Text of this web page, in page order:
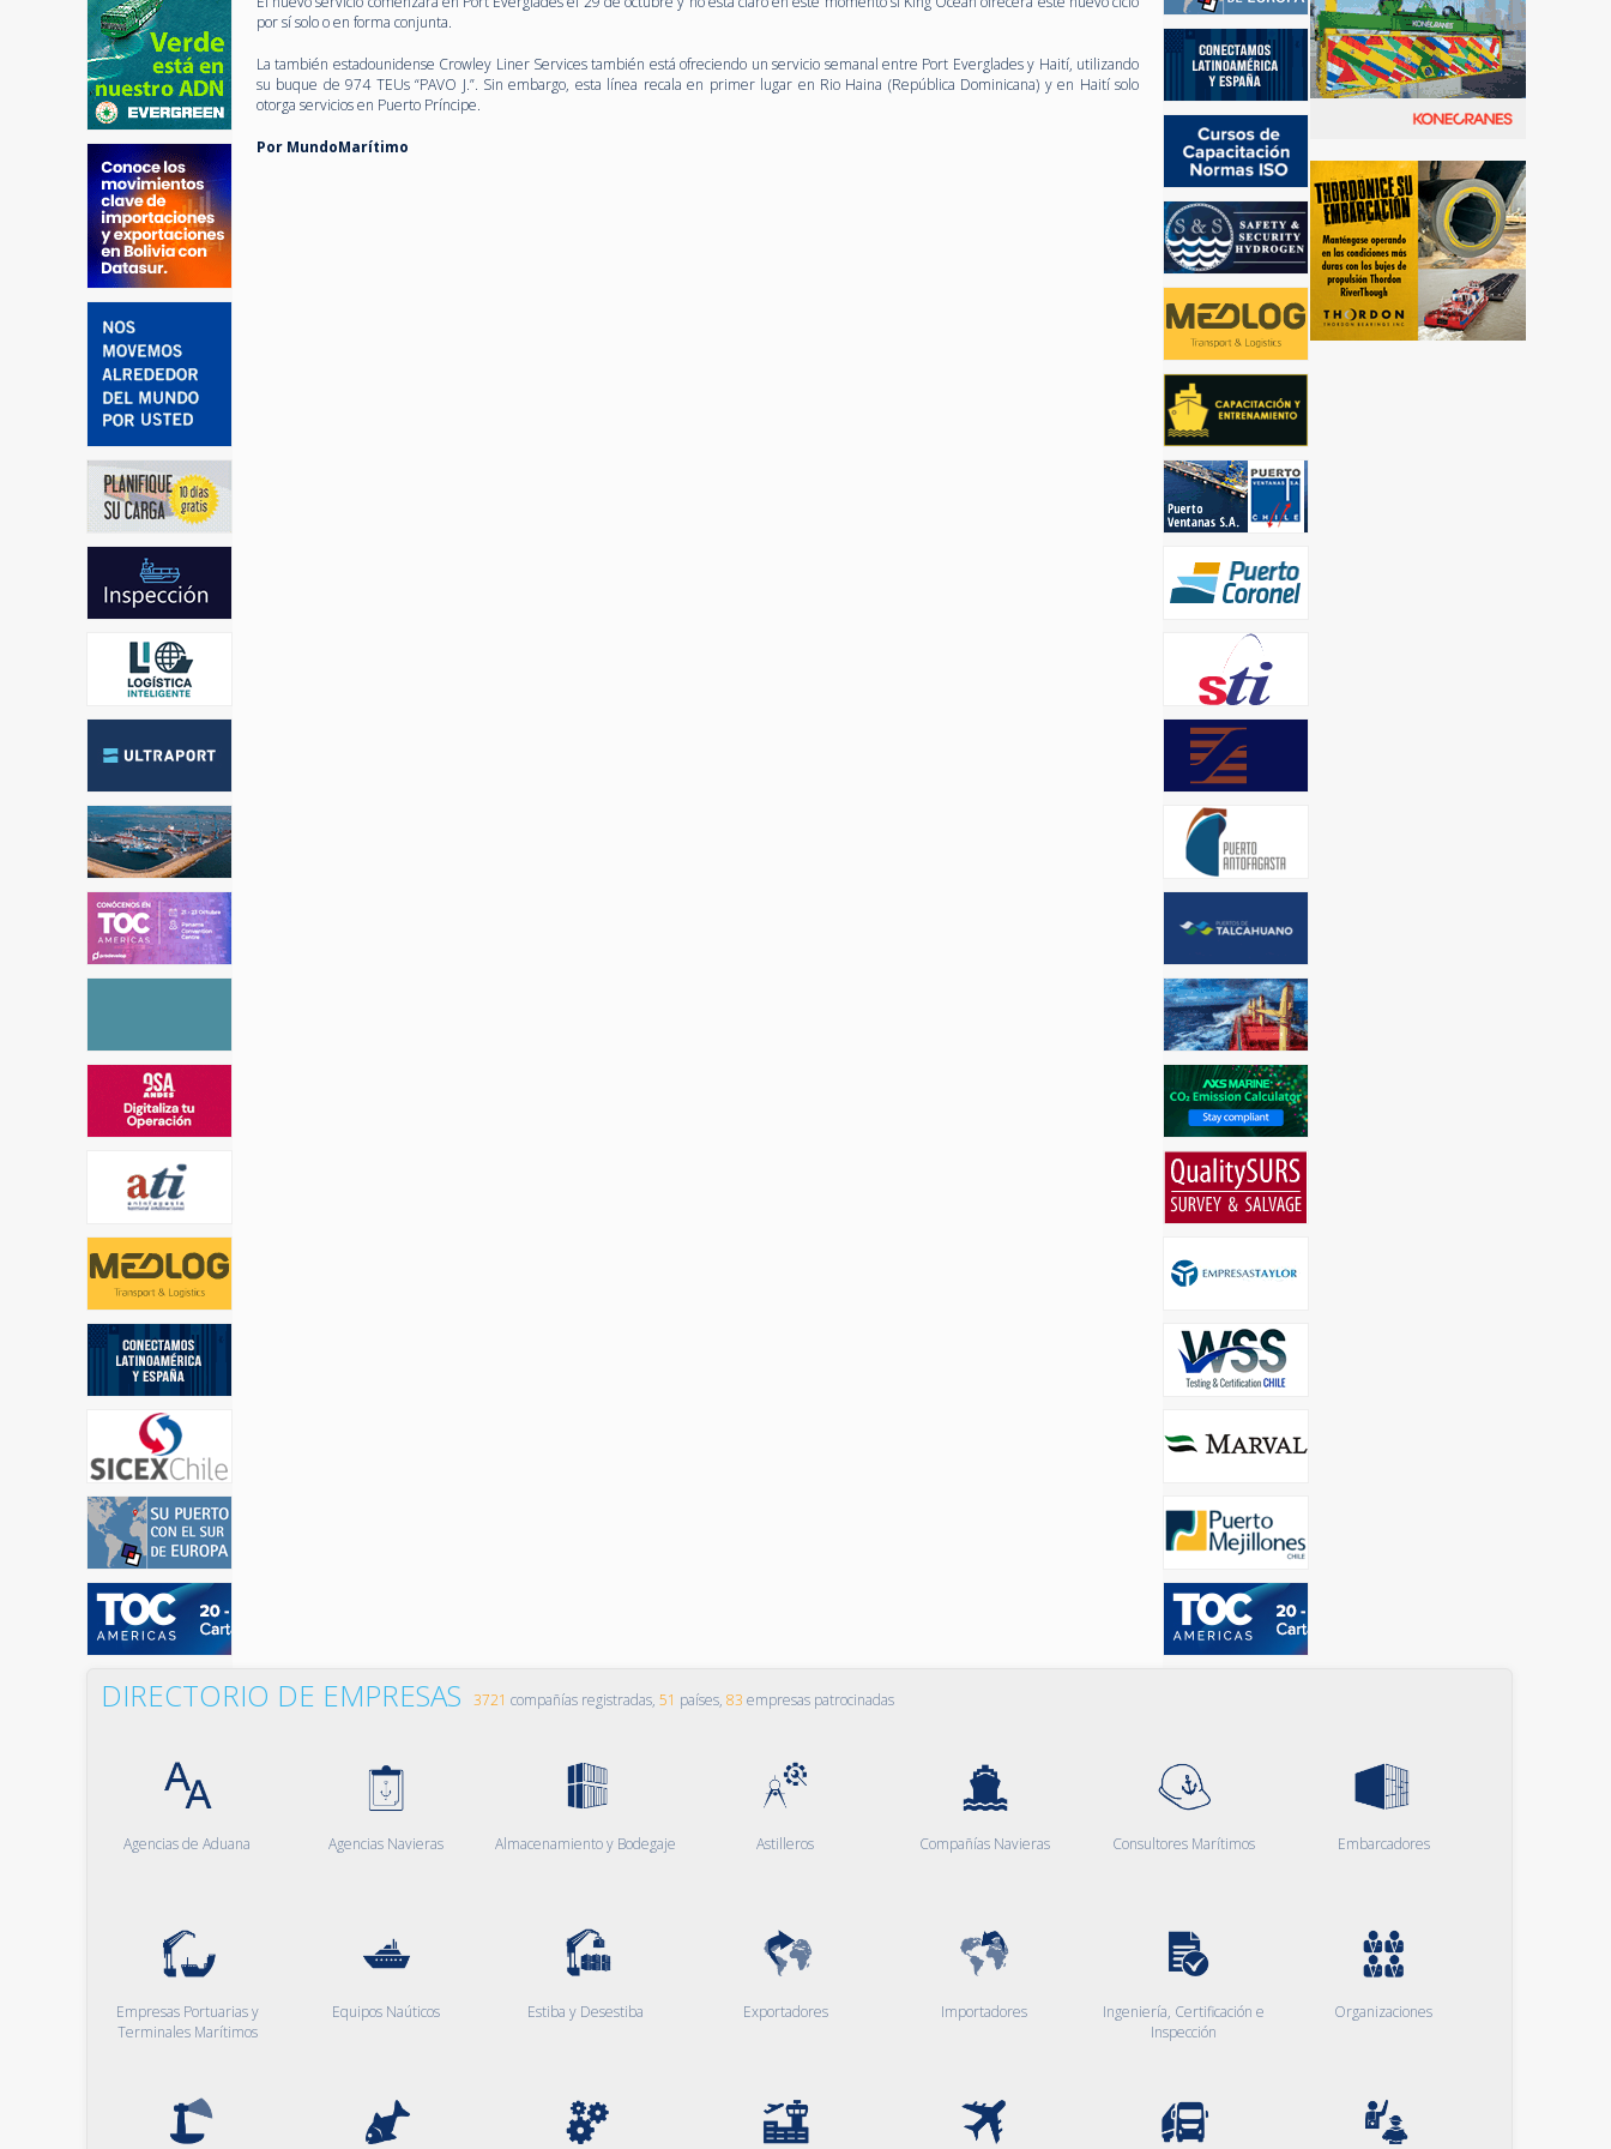
por sí solo o en forma conjunta.
La también estadounidense Crowley Liner Services también está ofreciendo un servicio semanal entre Port Everglades y Haití, utilizando
su buque de 974 TEUs “PAVO J.”. Sin embargo, esta línea recala en primer lugar en Rio Haina (República Dominicana) y en Haití solo
otorga servicios en Puerto Príncipe.
Por MundoMarítimo
DIRECTORIO DE EMPRESAS 3721 compañías registradas, 51 países, 83 empresas patrocinadas
Agencias de Aduana Agencias Navieras Almacenamiento y Bodegaje Astilleros Compañías Navieras Consultores Marítimos Embarcadores
Empresas Portuarias y
Terminales Marítimos
Equipos Naúticos Estiba y Desestiba Exportadores Importadores
Ingeniería, Certificación e
Inspección
Organizaciones